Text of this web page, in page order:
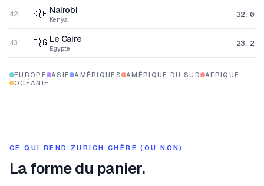
42 🇰🇪Nairobi
Kenya
32.0
43 🇪🇬Le Caire
Égypte
23.2
EUROPE ASIE AMÉRIQUES AMÉRIQUE DU SUD
AFRIQUE
OCÉANIE
CE QUI REND ZURICH CHÈRE (OU NON)
La forme du panier.